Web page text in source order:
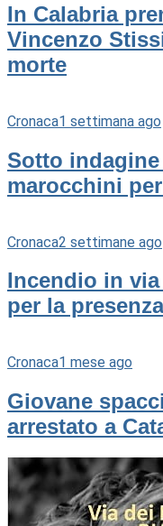
In Calabria
Vincenzo
morte
Cronaca1 settimana ago
Sotto
marocchini
Cronaca2 settimane ago
Incendio in
per la
Cronaca1 mese ago
Giovane
arrestato a